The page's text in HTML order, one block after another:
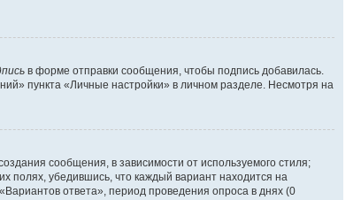
в форме отправки сообщения, чтобы подпись добавилась.
пункта «Личные настройки» в личном разделе. Несмотря на
сообщения, в зависимости от используемого стиля;
полях, убедившись, что каждый вариант находится на
ответа», период проведения опроса в днях (0